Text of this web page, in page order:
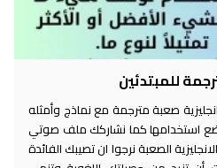
للمبتدئين
صعبة مترجمة مع نماذج وأمثله
استخدامها كما نشاركك ملف صوتي
الصعبة نرجوا ان تصيبك الفائدة